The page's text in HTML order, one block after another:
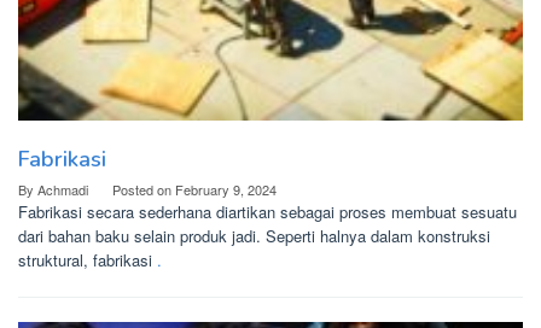
Fabrikasi
By Achmadi Posted on February 9, 2024
Fabrikasi secara sederhana diartikan sebagai proses membuat sesuatu
dari bahan baku selain produk jadi. Seperti halnya dalam konstruksi
struktural, fabrikasi .